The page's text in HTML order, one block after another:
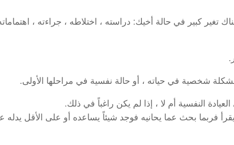
تغير كبير في حالة أخيك: دراسته ، اختلاطه ، جراءته ،
شخصية في حياته ، أو حالة نفسية في مراحلها الأولى.
النفسية أم لا ، إذا لم يكن راغباً في ذلك.
فربما بحث عما يحانيه فوجد شيئاً يساعده أو على الأقل يدله